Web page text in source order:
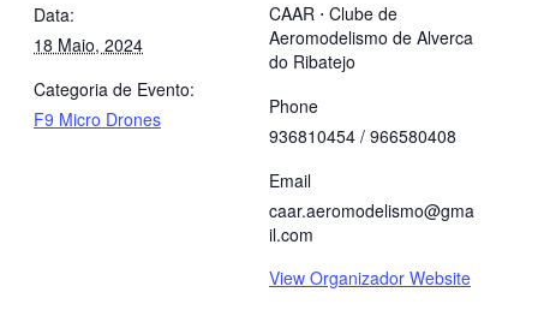
Data:
18 Maio, 2024
Categoria de Evento:
F9 Micro Drones
CAAR ⋅ Clube de
Aeromodelismo de Alverca
do Ribatejo
Phone
936810454 / 966580408
Email
caar.aeromodelismo@gma
il.com
View Organizador Website